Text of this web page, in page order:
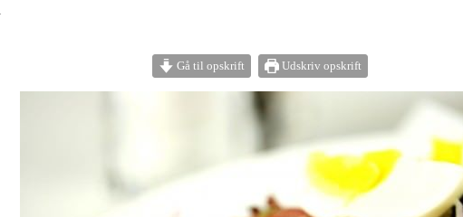
Gå til opskrift Udskriv opskrift